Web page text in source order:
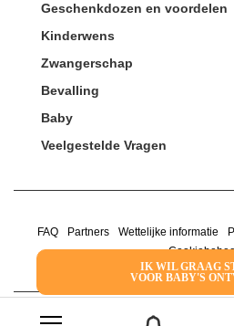
IK WIL GRAAG
VOOR BABY'S
Geschenkdozen en voordelen
Kinderwens
Zwangerschap
Bevalling
Baby
Veelgestelde Vragen
FAQ Partners Wettelijke informatie